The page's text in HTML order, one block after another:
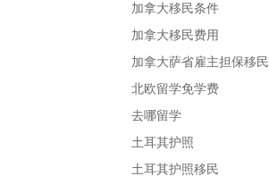
加拿大移民条件
加拿大移民费用
加拿大萨省雇主担保移民
北欧留学免学费
去哪留学
土耳其护照
土耳其护照移民